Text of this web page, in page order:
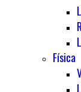
Física